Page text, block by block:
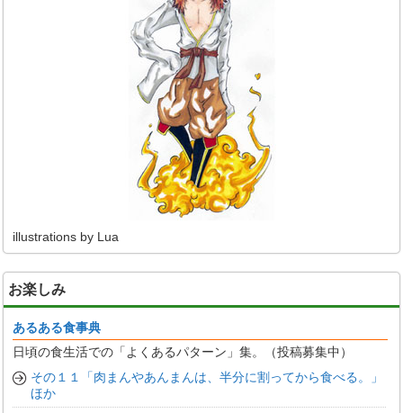
illustrations by Lua
お楽しみ
あるある食事典
日頃の食生活での「よくあるパターン」集。（投稿募集中）
その１１「肉まんやあんまんは、半分に割ってから食べる。」
ほか